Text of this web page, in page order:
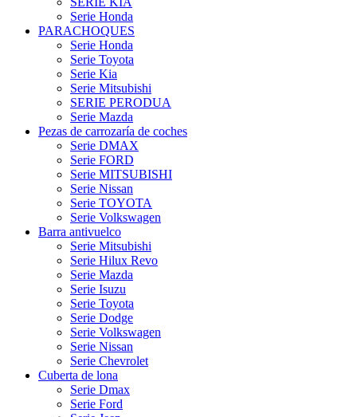
Serie Honda
PARACHOQUES
Serie Honda
Serie Toyota
Serie Kia
Serie Mitsubishi
SERIE PERODUA
Serie Mazda
Pezas de carrozaría de coches
Serie DMAX
Serie FORD
Serie MITSUBISHI
Serie Nissan
Serie TOYOTA
Serie Volkswagen
Barra antivuelco
Serie Mitsubishi
Serie Hilux Revo
Serie Mazda
Serie Isuzu
Serie Toyota
Serie Dodge
Serie Volkswagen
Serie Nissan
Serie Chevrolet
Cuberta de lona
Serie Dmax
Serie Ford